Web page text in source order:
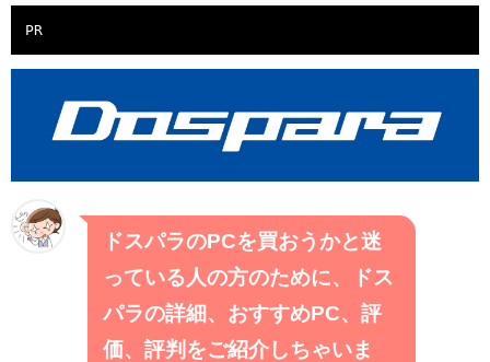
PR
ドスパラのPCを買おうかと迷
っている人の方のために、ドス
パラの詳細、おすすめPC、評
価、評判をご紹介しちゃいま